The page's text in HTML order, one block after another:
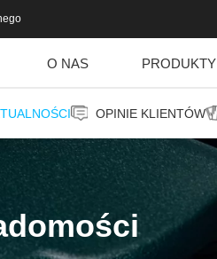
O NAS PRODUKTY
OPINIE KLIENTÓW